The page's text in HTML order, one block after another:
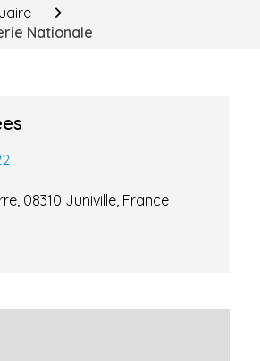
Nationale
08310 Juniville, France